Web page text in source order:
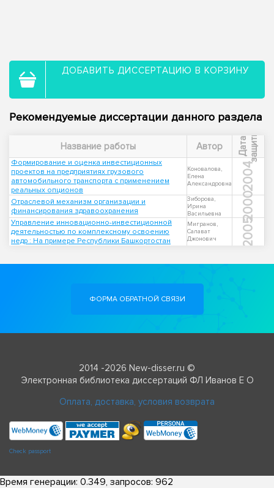
ДОБАВИТЬ ДИССЕРТАЦИЮ В КОРЗИНУ
Рекомендуемые диссертации данного раздела
Название работы Автор Д
а
т
а
з
а
щ
и
т ы
Формирование и оценка инвестиционных
проектов на предприятиях грузового
автомобильного транспорта с применением
реальных опционов
Коновалова,
Елена
Александровна
2004
Отраслевой механизм организации и
финансирования здравоохранения
Зиборова,
Ирина
Васильевна
2000
Управление инновационно-инвестиционной
деятельностью по комплексному освоению
недр : На примере Республики Башкортостан
Мигранов,
Салават
Джонович
2005
ФОРМА ОБРАТНОЙ СВЯЗИ
2014 -2026 New-disser.ru ©
Электронная библиотека диссертаций ФЛ Иванов Е О
Оплата, доставка, условия возврата
Check passport
Время генерации: 0.349, запросов: 962